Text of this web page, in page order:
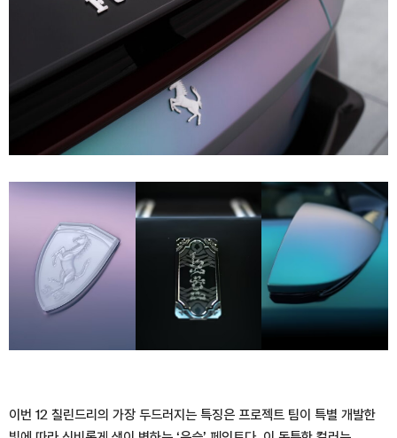
이번 12 칠린드리의 가장 두드러지는 특징은 프로젝트 팀이 특별 개발한